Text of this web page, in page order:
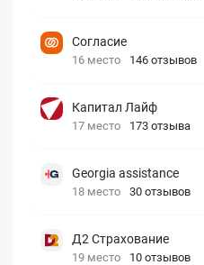
Согласие
16 место 146 отзывов
Капитал Лайф
17 место 173 отзыва
Georgia assistance
18 место 30 отзывов
Д2 Страхование
19 место 10 отзывов